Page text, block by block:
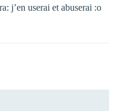
j’en userai et abuserai :o